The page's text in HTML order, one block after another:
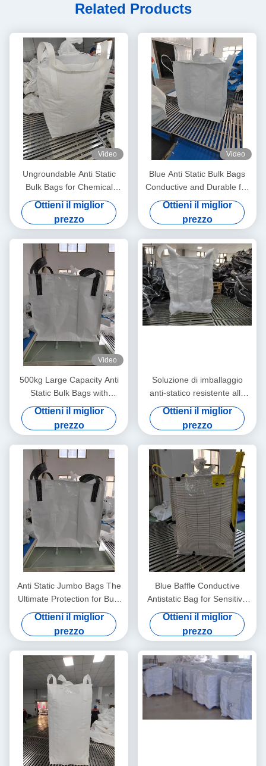
Related Products
Video
Ungroundable Anti Static
Bulk Bags for Chemical
Distribution Solutions
Ottieni il miglior
prezzo
Video
Blue Anti Static Bulk Bags
Conductive and Durable for
All Your Storage Needs
Ottieni il miglior
prezzo
Video
500kg Large Capacity Anti
Static Bulk Bags with
Ungroundable Material
Ottieni il miglior
prezzo
Soluzione di imballaggio
anti-statico resistente alle
lacrime per il controllo statico
e il trasporto sicuro dei
prodotti
Ottieni il miglior
prezzo
Anti Static Jumbo Bags The
Ultimate Protection for Bulk
Material Handling Needs
Ottieni il miglior
prezzo
Blue Baffle Conductive
Antistatic Bag for Sensitive
Components
Ottieni il miglior
prezzo